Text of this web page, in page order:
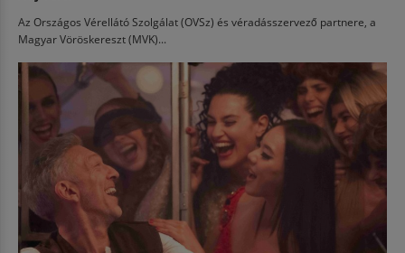
Az Országos Vérellátó Szolgálat (OVSz) és véradásszervező partnere, a
Magyar Vöröskereszt (MVK)...